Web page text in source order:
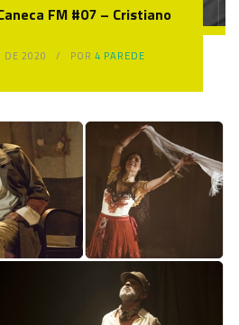
FM #07 – Cristiano
DE 2020 POR4 PAREDE